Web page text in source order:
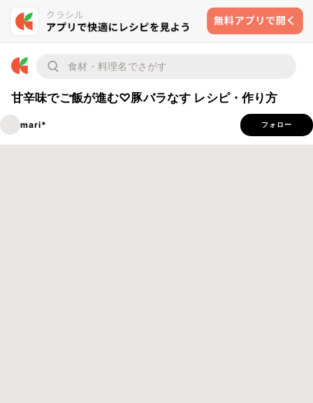
甘辛味でご飯が進む♡豚バラなす レシピ・作り方
mari* フォロー